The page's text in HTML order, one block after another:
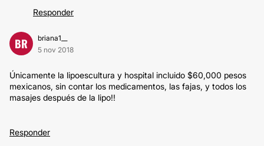
Responder
BR
briana1__
5 nov 2018
Únicamente la lipoescultura y hospital incluido $60,000 pesos
mexicanos, sin contar los medicamentos, las fajas, y todos los
masajes después de la lipo!!
Responder